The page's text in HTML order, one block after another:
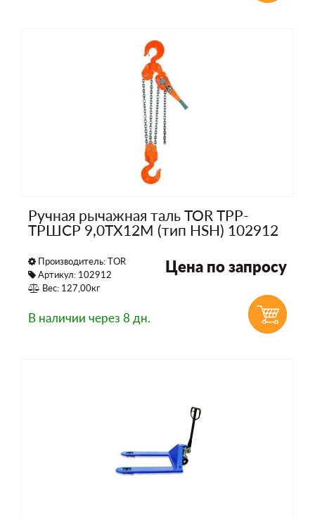
Ручная рычажная таль TOR ТРР-
ТРШСР 9,0ТХ12М (тип HSH) 102912
Производитель:TOR
Артикул: 102912
Вес: 127,00кг
Цена по запросу
В наличии через 8 дн.